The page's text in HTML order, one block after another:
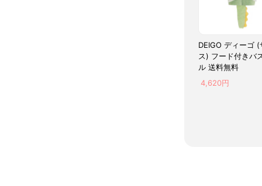
DEIGO ディーゴ (
ス) フード付きバ
ル 送料無料
4,620円